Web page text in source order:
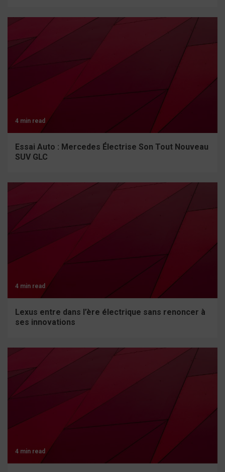
4 min read
Essai Auto : Mercedes Électrise Son Tout Nouveau
SUV GLC
4 min read
Lexus entre dans l’ère électrique sans renoncer à
ses innovations
4 min read